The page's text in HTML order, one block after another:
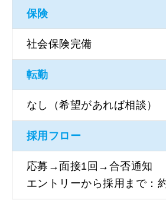
保険
社会保険完備
転勤
なし（希望があれば相談）
採用フロー
応募→面接1回→合否通知
エントリーから採用まで：